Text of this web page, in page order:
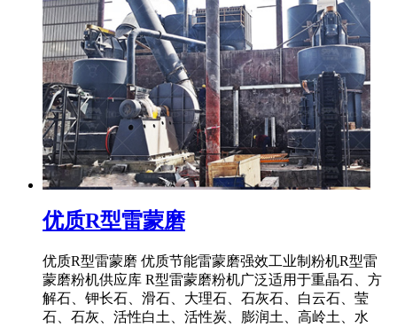
优质R型雷蒙磨
优质R型雷蒙磨 优质节能雷蒙磨强效工业制粉机R型雷
蒙磨粉机供应库 R型雷蒙磨粉机广泛适用于重晶石、方
解石、钾长石、滑石、大理石、石灰石、白云石、莹
石、石灰、活性白土、活性炭、膨润土、高岭土、水